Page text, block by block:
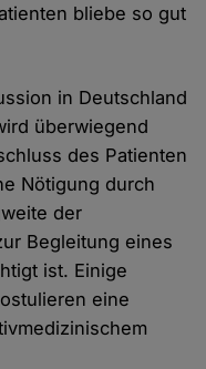
bliebe so gut
in Deutschland
überwiegend
des Patienten
Nötigung durch
der
Begleitung eines
ist. Einige
eine